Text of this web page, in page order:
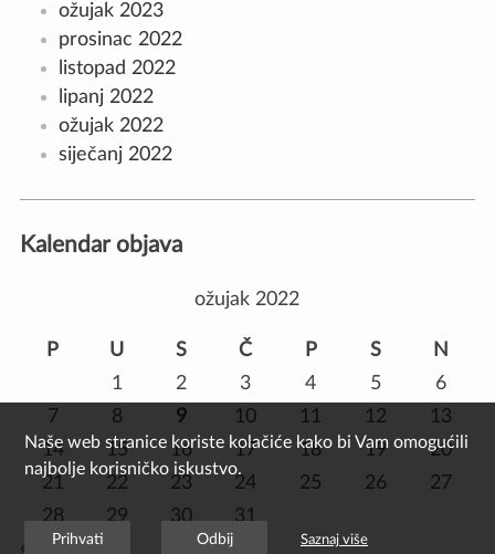
ožujak 2023
prosinac 2022
listopad 2022
lipanj 2022
ožujak 2022
siječanj 2022
Kalendar objava
ožujak 2022
P U S Č P S
N
1
2 3 4 5
6
7
8 9 10 11 12
13
14
15 16 17 18 19
20
21
22 23 24 25 26
27
28
29 30
31
« sij
lip »
Naše web stranice koriste kolačiće kako bi Vam omogućili
najbolje korisničko iskustvo.
Prihvati Odbij Saznaj više